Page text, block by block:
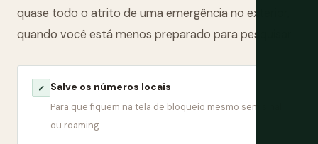
quase todo o atrito de uma emergência no exterior,
quando você está menos preparado para pesquisar.
✓ Salve os números locais
Para que fiquem na tela de bloqueio mesmo sem sinal
ou roaming.